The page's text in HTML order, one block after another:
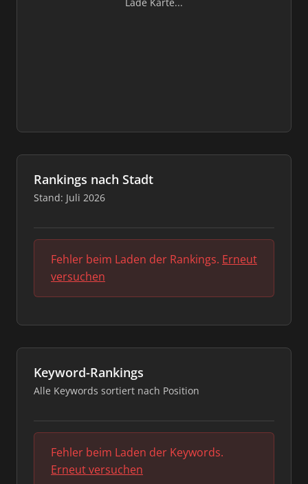
Rankings nach Stadt
Stand: Juli 2026
Fehler beim Laden der Rankings. Erneut
versuchen
Keyword-Rankings
Alle Keywords sortiert nach Position
Fehler beim Laden der Keywords.
Erneut versuchen